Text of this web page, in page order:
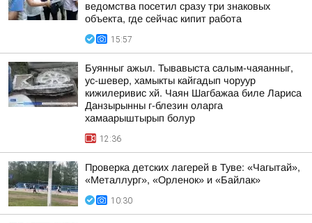
ведомства посетил сразу три знаковых
объекта, где сейчас кипит работа
15:57
Буянныг ажыл. Тывавыста салым-чаяанныг,
ус-шевер, хамыкты кайгадып чоруур
кижилеривис хй. Чаян Шагбажаа биле Лариса
Данзырынны г-блезин оларга
хамаарыштырып болур
12:36
Проверка детских лагерей в Туве: «Чагытай»,
«Металлург», «Орленок» и «Байлак»
10:30